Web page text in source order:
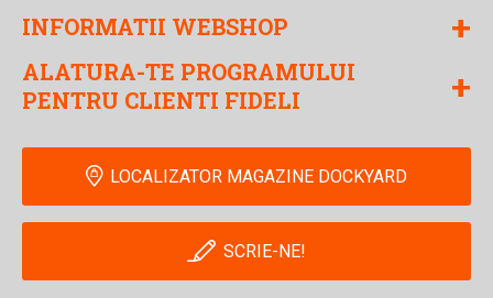
INFORMATII WEBSHOP +
ALATURA-TE PROGRAMULUI
PENTRU CLIENTI FIDELI
+
LOCALIZATOR MAGAZINE DOCKYARD
SCRIE-NE!